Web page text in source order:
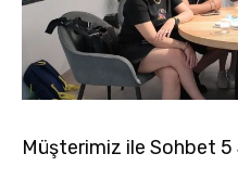
Müşterimiz ile Sohbet